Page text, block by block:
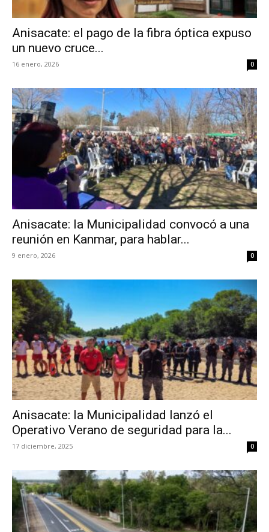
Anisacate: el pago de la fibra óptica expuso
un nuevo cruce...
16 enero, 2026 0
Anisacate: la Municipalidad convocó a una
reunión en Kanmar, para hablar...
9 enero, 2026 0
Anisacate: la Municipalidad lanzó el
Operativo Verano de seguridad para la...
17 diciembre, 2025 0